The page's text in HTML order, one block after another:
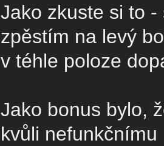
Jako zkuste si to
zpěstím na levý
v téhle poloze
Jako bonus bylo,
kvůli